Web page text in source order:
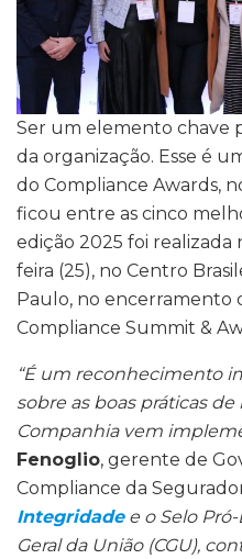
Ser um elemento chave
da organização. Esse é
do Compliance Awards,
ficou entre as cinco
edição 2025 foi
feira (25), no Centro
Paulo, no encerramento
Compliance Summit &
“É um reconhecimento
sobre as boas práticas
Companhia vem
Fenoglio, gerente de
Compliance da
Integridadee o Selo
Geral da União (CGU),